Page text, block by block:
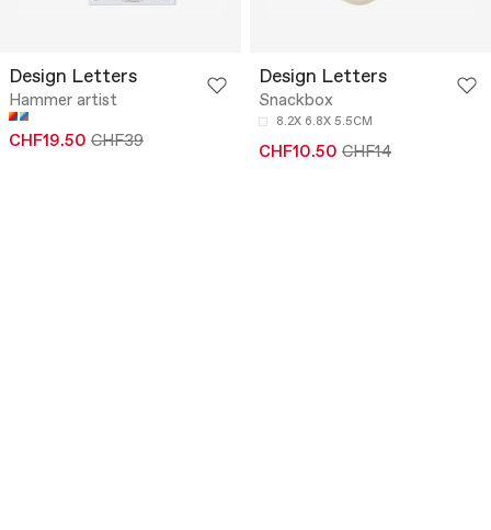
Design Letters
Hammer artist
CHF19.50 CHF39
Design Letters
Snackbox
8.2X 6.8X 5.5CM
CHF10.50 CHF14